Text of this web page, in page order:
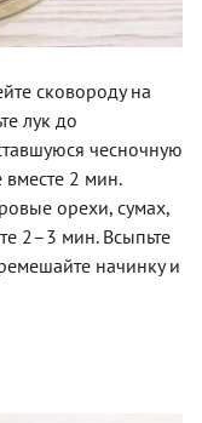
сковороду на
лук до
чесночную
вместе 2 мин.
орехи, сумах,
2–3 мин. Всыпьте
начинку и